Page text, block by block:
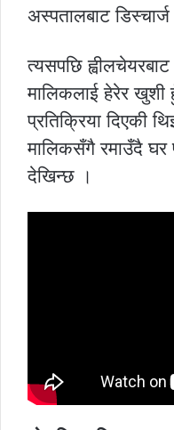
अस्पतालबाट
त्यसपछि
मालिकलाई हेरेर
प्रतिक्रिया दिएकी
मालिकसँगै रमाउँदै घर
देखिन्छ ।